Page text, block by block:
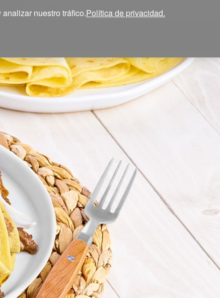
nuestro tráfico.Política de privacidad.
ESP
y Ética